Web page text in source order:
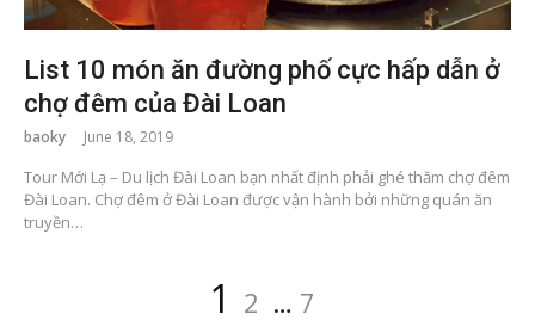
List 10 món ăn đường phố cực hấp dẫn ở
chợ đêm của Đài Loan
baoky June 18, 2019
Tour Mới Lạ – Du lịch Đài Loan bạn nhất định phải ghé thăm chợ đêm
Đài Loan. Chợ đêm ở Đài Loan được vận hành bởi những quán ăn
truyền…
Page
1 Page
2 … Page
7